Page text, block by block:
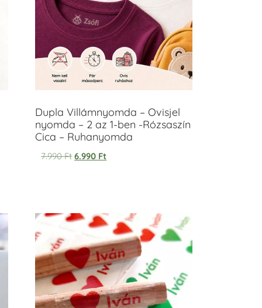
Dupla Villámnyomda – Ovisjel
nyomda – 2 az 1-ben -Rózsaszín
Cica – Ruhanyomda
7.990Ft 6.990 Ft